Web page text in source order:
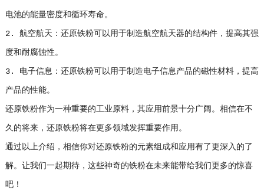
电池的能量密度和循环寿命。
2. 航空航天：还原铁粉可以用于制造航空航天器的结构件，提高其强
度和耐腐蚀性。
3. 电子信息：还原铁粉可以用于制造电子信息产品的磁性材料，提高
产品的性能。
还原铁粉作为一种重要的工业原料，其应用前景十分广阔。相信在不
久的将来，还原铁粉将在更多领域发挥重要作用。
通过以上介绍，相信你对还原铁粉的元素组成和应用有了更深入的了
解。让我们一起期待，这些神奇的铁粉在未来能带给我们更多的惊喜
吧！